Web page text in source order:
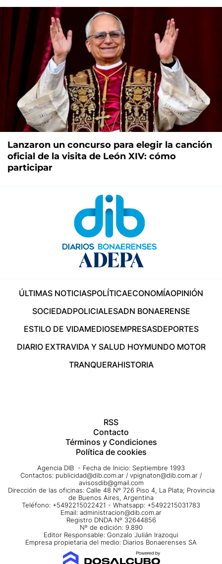
Lanzaron un concurso para elegir la canción
oficial de la visita de León XIV: cómo
participar
ÚLTIMAS NOTICIASPOLÍTICAECONOMÍAOPINIÓN
SOCIEDADPOLICIALESADN BONAERENSE
ESTILO DE VIDAMEDIOSEMPRESASDEPORTES
DIARIO EXTRAVIDA Y SALUD HOYMUNDO MOTOR
TRANQUERAHISTORIA
RSS
Contacto
Términos y Condiciones
Política de cookies
Agencia DIB - Fecha de Inicio: Septiembre 1993
Contactos: publicidad@dib.com.ar / vpignaton@dib.com.ar /
avisosdib@gmail.com
Dirección de las oficinas: Calle 48 Nº 726 Piso 4, La Plata; Provincia
de Buenos Aires, Argentina
Teléfono: +5492215022421 - Whatsapp: +5492215031783
Email: administracion@dib.com.ar
Registro DNDA Nº 32644856
Nº de edición: 9.890
Editor Responsable: Gonzalo Julián Irazoqui
Empresa propietaria del medio: Diarios Bonaerenses SA